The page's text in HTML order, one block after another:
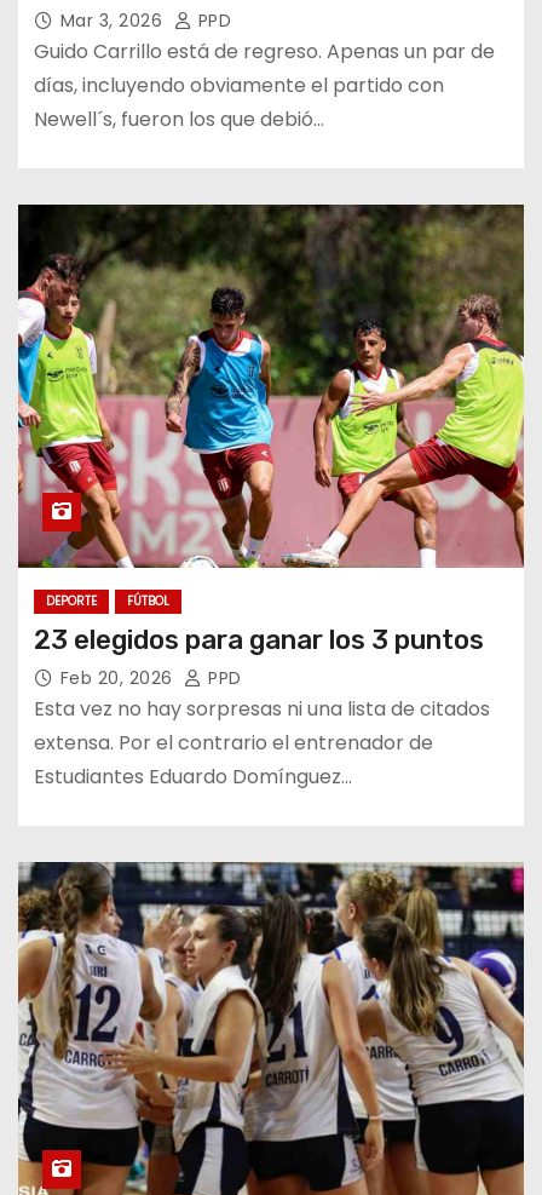
Mar 3, 2026 PPD
Guido Carrillo está de regreso. Apenas un par de
días, incluyendo obviamente el partido con
Newell´s, fueron los que debió…
DEPORTE FÚTBOL
23 elegidos para ganar los 3 puntos
Feb 20, 2026 PPD
Esta vez no hay sorpresas ni una lista de citados
extensa. Por el contrario el entrenador de
Estudiantes Eduardo Domínguez…